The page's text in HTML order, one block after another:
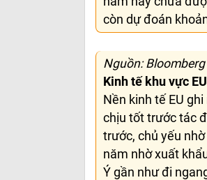
còn dự đoán
Nguồn: Bloomberg
Kinh tế khu vực
Nền kinh tế EU
chịu tốt trước tác
trước, chủ yếu
năm nhờ xuất
Ý gần như đi